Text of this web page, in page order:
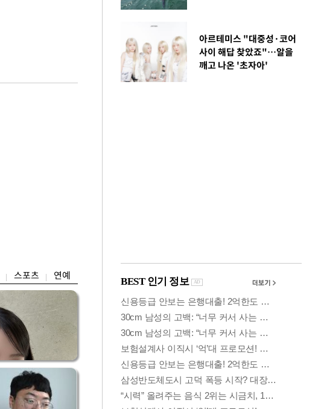
스포츠 연예
아르테미스 "대중성·코어
사이 해답 찾았죠"…알을
깨고 나온 '초자아'